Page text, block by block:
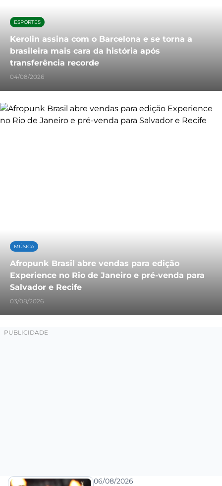
ESPORTES
Kerolin assina com o Barcelona e se torna a
brasileira mais cara da história após
transferência recorde
04/08/2026
MÚSICA
Afropunk Brasil abre vendas para edição
Experience no Rio de Janeiro e pré-venda para
Salvador e Recife
03/08/2026
06/08/2026